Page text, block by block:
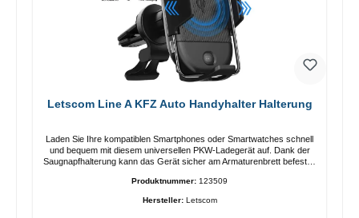
Letscom Line A KFZ Auto Handyhalter Halterung
Laden Sie Ihre kompatiblen Smartphones oder Smartwatches schnell
und bequem mit diesem universellen PKW-Ladegerät auf. Dank der
Saugnapfhalterung kann das Gerät sicher am Armaturenbrett befestigt
Produktnummer: 123509
Hersteller: Letscom